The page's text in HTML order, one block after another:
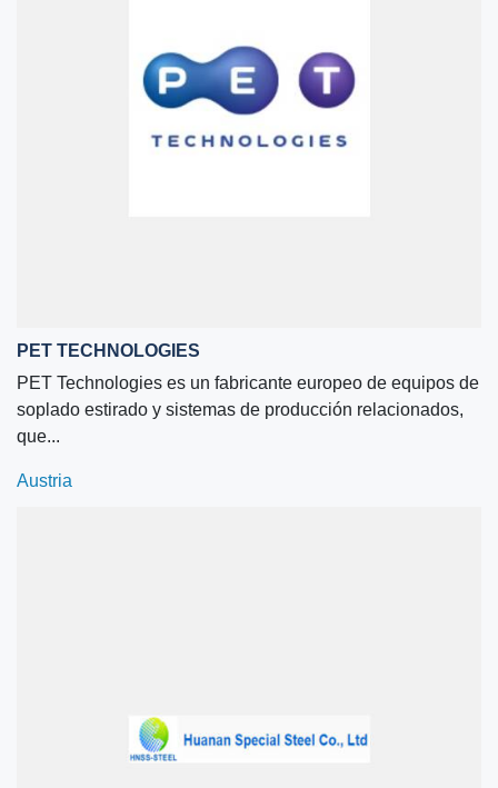
PET TECHNOLOGIES
PET Technologies es un fabricante europeo de equipos de
soplado estirado y sistemas de producción relacionados,
que...
Austria